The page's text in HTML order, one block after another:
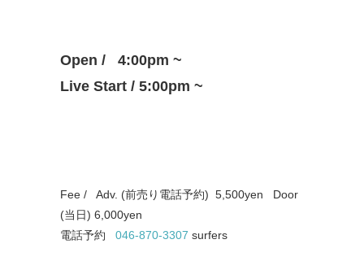
Open / 4:00pm ~
Live Start / 5:00pm ~
Fee / Adv. (前売り電話予約) 5,500yen Door
(当日) 6,000yen
電話予約
046-870-3307 surfers